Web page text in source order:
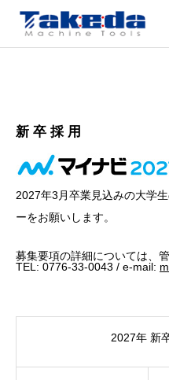
新 卒 採 用
2027年3月卒業見込みの大学
ーをお願いします。
募集要項の詳細については、
TEL: 0776-33-0043 / e-mail:
2027年 新